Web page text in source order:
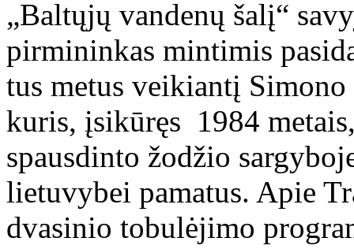
„Baltųjų vandenų šalį“
pirmininkas mintimis
tus metus veikiantį
kuris, įsikūręs 1984
spausdinto žodžio
lietuvybei pamatus. Apie
dvasinio tobulėjimo